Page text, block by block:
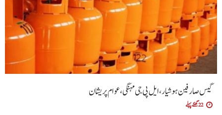
گیس صارفین ہوشیار، ایل پی جی مہنگی، عوام پریشان
22 گھنٹے پہلے